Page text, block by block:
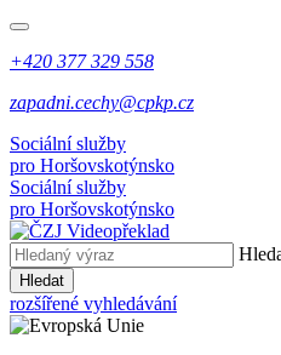
+420 377 329 558
zapadni.cechy@cpkp.cz
Sociální služby
pro Horšovskotýnsko
Sociální služby
pro Horšovskotýnsko
Hledat
rozšířené vyhledávání